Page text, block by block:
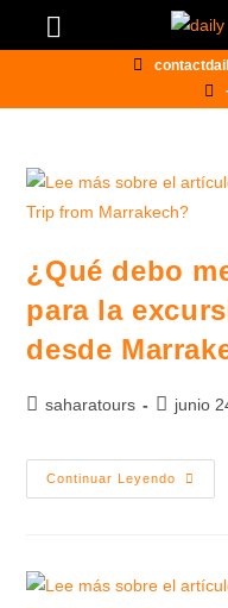
¿Qué debo
para la
desde
saharatours junio
Continuar Leyendo